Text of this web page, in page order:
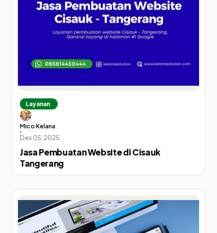
Layanan
Mico Kelana
Des 05, 2025
Jasa Pembuatan Website di Cisauk
Tangerang